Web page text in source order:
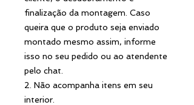
finalização da montagem. Caso
queira que o produto seja enviado
montado mesmo assim, informe
isso no seu pedido ou ao atendente
pelo chat.
2. Não acompanha itens em seu
interior.